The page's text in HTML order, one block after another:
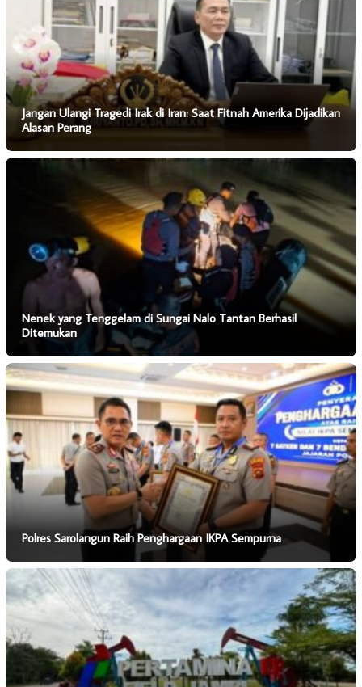
Jangan Ulangi Tragedi Irak di Iran: Saat Fitnah Amerika Dijadikan
Alasan Perang
Nenek yang Tenggelam di Sungai Nalo Tantan Berhasil
Ditemukan
Polres Sarolangun Raih Penghargaan IKPA Sempurna